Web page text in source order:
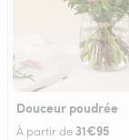
Douceur poudrée
À partir de 31€95